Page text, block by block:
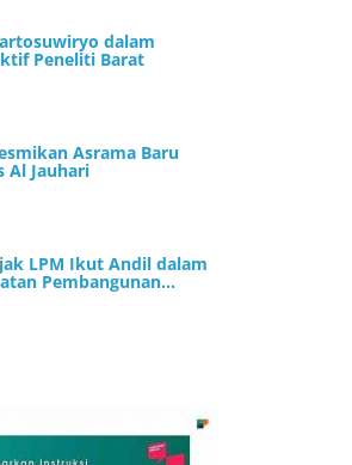
dalam
Peneliti Barat
Asrama Baru
Al Jauhari
LPM Ikut Andil dalam
Pembangunan…